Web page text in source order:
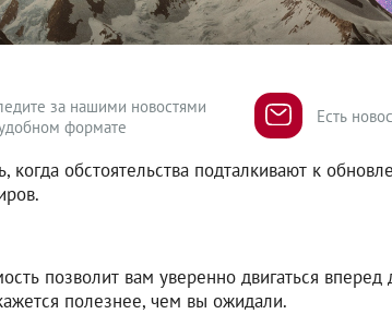
за нашими новостями
формате
Есть
когда обстоятельства подталкивают к
позволит вам уверенно двигаться
полезнее, чем вы ожидали.